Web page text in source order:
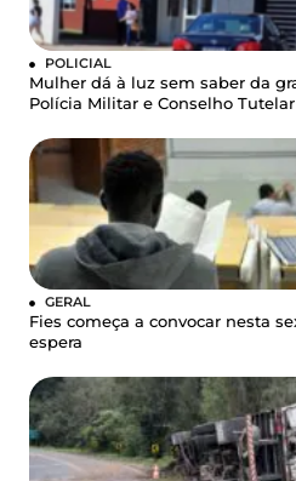
POLICIAL
Mulher dá à luz sem saber da
Polícia Militar e Conselho Tutelar
GERAL
Fies começa a convocar nesta
espera